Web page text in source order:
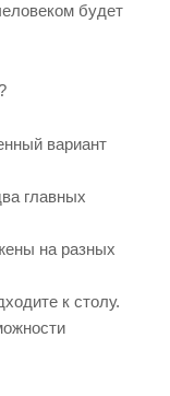
будет
вариант
главных
на разных
к столу.